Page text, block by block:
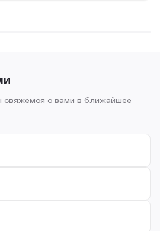
с вами в ближайшее